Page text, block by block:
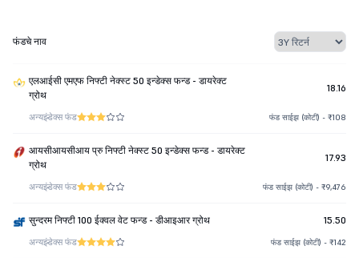
फंडचे नाव
एलआईसी एमएफ निफ्टी नेक्स्ट 50 इन्डेक्स फन्ड - डायरेक्ट
ग्रोथ
18.16
अन्यइंडेक्स फंड फंड साईझ (कोटी) - ₹108
आयसीआयसीआय प्रु निफ्टी नेक्स्ट 50 इन्डेक्स फन्ड - डायरेक्ट
ग्रोथ
17.93
अन्यइंडेक्स फंड फंड साईझ (कोटी) - ₹9,476
सुन्दरम निफ्टी 100 ईक्वल वेट फन्ड - डीआइआर ग्रोथ 15.50
अन्यइंडेक्स फंड फंड साईझ (कोटी) - ₹142